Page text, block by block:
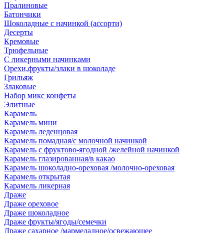
Пралиновые
Батончики
Шоколадные с начинкой (ассорти)
Десерты
Кремовые
Трюфельные
С ликерными начинками
Орехи,фрукты/злаки в шоколаде
Грильяж
Злаковые
Набор микс конфеты
Элитные
Карамель
Карамель мини
Карамель леденцовая
Карамель помадная/с молочной начинкой
Карамель с фруктово-ягодной /желейной начинкой
Карамель глазированная/в какао
Карамель шоколадно-ореховая /молочно-ореховая
Карамель открытая
Карамель ликерная
Драже
Драже ореховое
Драже шоколадное
Драже фрукты/ягоды/семечки
Драже сахарное /мармеладное/освежающее